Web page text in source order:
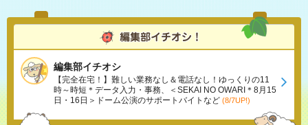
編集部イチオシ
【完全在宅！】難しい業務なし＆電話なし！ゆっくりの11
時～時短＊データ入力・事務、＜SEKAI NO OWARI＊8月15
日・16日＞ドーム公演のサポートバイトなど (8/7UP!)